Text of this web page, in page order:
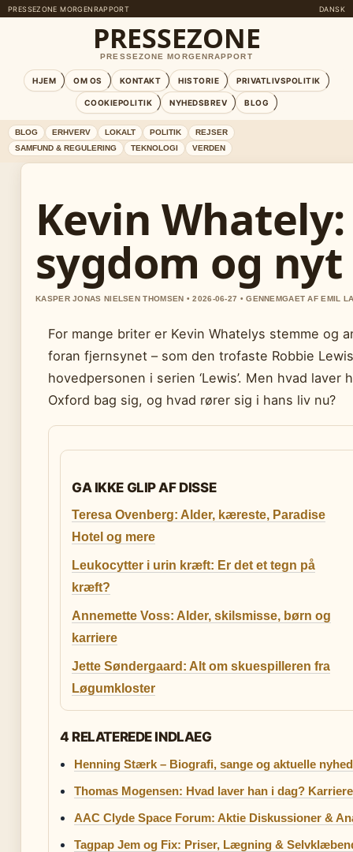
PRESSEZONE MORGENRAPPORT DANSK
PRESSEZONE
PRESSEZONE MORGENRAPPORT
HJEM OM OS KONTAKT HISTORIE PRIVATLIVSPOLITIK
COOKIEPOLITIK NYHEDSBREV BLOG
BLOG ERHVERV LOKALT POLITIK
REJSER
SAMFUND & REGULERING
TEKNOLOGI VERDEN
Kevin
sygdom og nyt
KASPER JONAS NIELSEN THOMSEN • 2026-06-27 • GENNEMGAET AF EMIL
For mange briter er Kevin Whatelys stemme og
foran fjernsynet – som den trofaste Robbie
hovedpersonen i serien ‘Lewis’. Men hvad
Oxford bag sig, og hvad rører sig i hans liv nu?
GA IKKE GLIP AF DISSE
Teresa Ovenberg: Alder, kæreste, Paradise
Hotel og mere
Leukocytter i urin kræft: Er det et tegn på
kræft?
Annemette Voss: Alder, skilsmisse, børn og
karriere
Jette Søndergaard: Alt om skuespilleren fra
Løgumkloster
4 RELATEREDE INDLAEG
Henning Stærk – Biografi, sange og aktuelle
Thomas Mogensen: Hvad laver han i dag?
AAC Clyde Space Forum: Aktie Diskussioner &
Tagpap Jem og Fix: Priser, Lægning &